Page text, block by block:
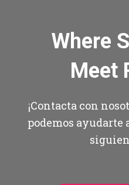
Where
Meet
¡Contacta con
podemos